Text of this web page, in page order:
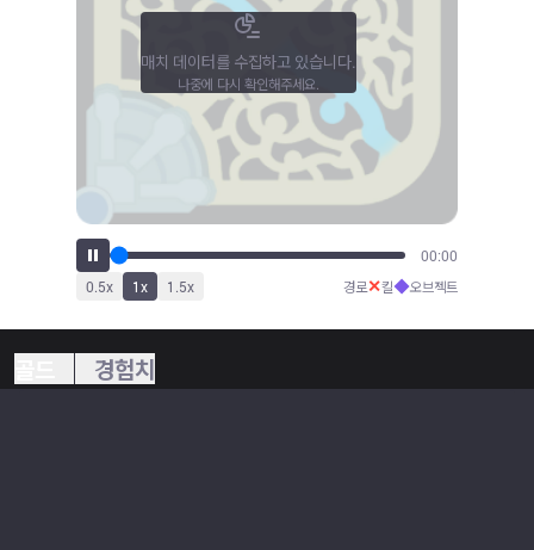
00:00
0.5x 1x 1.5x 경로✕킬◆오브젝트
매치 데이터를 수집하고 있습니다.
나중에 다시 확인해주세요.
경험치